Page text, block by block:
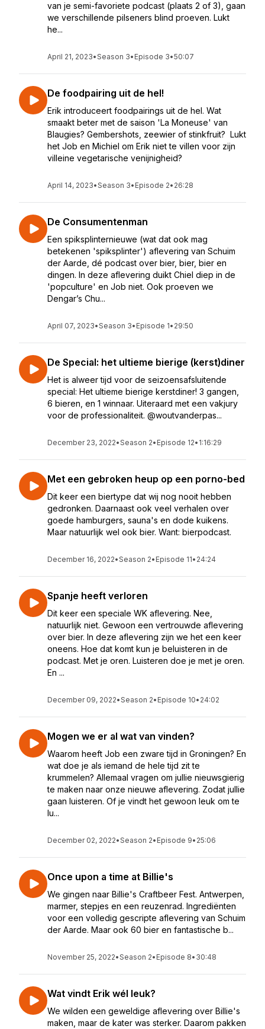
van je semi-favoriete podcast (plaats 2 of 3), gaan
we verschillende pilseners blind proeven. Lukt
he...
April 21, 2023•Season 3• Episode 3•50:07
De foodpairing uit de hel!
Erik introduceert foodpairings uit de hel. Wat
smaakt beter met de saison 'La Moneuse' van
Blaugies? Gembershots, zeewier of stinkfruit? Lukt
het Job en Michiel om Erik niet te villen voor zijn
villeine vegetarische venijnigheid?
April 14, 2023•Season 3• Episode 2• 26:28
De Consumentenman
Een spiksplinternieuwe (wat dat ook mag
betekenen 'spiksplinter') aflevering van Schuim
der Aarde, dé podcast over bier, bier, bier en
dingen. In deze aflevering duikt Chiel diep in de
'popculture' en Job niet. Ook proeven we
Dengar’s Chu...
April 07, 2023•Season 3• Episode 1• 29:50
De Special: het ultieme bierige (kerst)diner
Het is alweer tijd voor de seizoensafsluitende
special: Het ultieme bierige kerstdiner! 3 gangen,
6 bieren, en 1 winnaar. Uiteraard met een vakjury
voor de professionaliteit. @woutvanderpas...
December 23, 2022•Season 2• Episode 12• 1:16:29
Met een gebroken heup op een porno-bed
Dit keer een biertype dat wij nog nooit hebben
gedronken. Daarnaast ook veel verhalen over
goede hamburgers, sauna's en dode kuikens.
Maar natuurlijk wel ook bier. Want: bierpodcast.
December 16, 2022•Season 2• Episode 11• 24:24
Spanje heeft verloren
Dit keer een speciale WK aflevering. Nee,
natuurlijk niet. Gewoon een vertrouwde aflevering
over bier. In deze aflevering zijn we het een keer
oneens. Hoe dat komt kun je beluisteren in de
podcast. Met je oren. Luisteren doe je met je oren.
En ...
December 09, 2022•Season 2• Episode 10• 24:02
Mogen we er al wat van vinden?
Waarom heeft Job een zware tijd in Groningen? En
wat doe je als iemand de hele tijd zit te
krummelen? Allemaal vragen om jullie nieuwsgierig
te maken naar onze nieuwe aflevering. Zodat jullie
gaan luisteren. Of je vindt het gewoon leuk om te
lu...
December 02, 2022•Season 2• Episode 9• 25:06
Once upon a time at Billie's
We gingen naar Billie's Craftbeer Fest. Antwerpen,
marmer, stepjes en een reuzenrad. Ingrediënten
voor een volledig gescripte aflevering van Schuim
der Aarde. Maar ook 60 bier en fantastische b...
November 25, 2022•Season 2• Episode 8• 30:48
Wat vindt Erik wél leuk?
We wilden een geweldige aflevering over Billie's
maken, maar de kater was sterker. Daarom pakken